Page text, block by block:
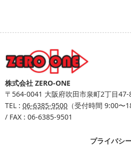
株式会社 ZERO-ONE
〒564-0041 大阪府吹田市泉町2丁目
TEL : 06-6385-9500 （受付時間 9:00〜
/ FAX : 06-6385-9501
プライバシ